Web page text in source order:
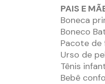
PAIS E
Boneca
Boneco
Pacote de
Urso de
Tênis
Bebê